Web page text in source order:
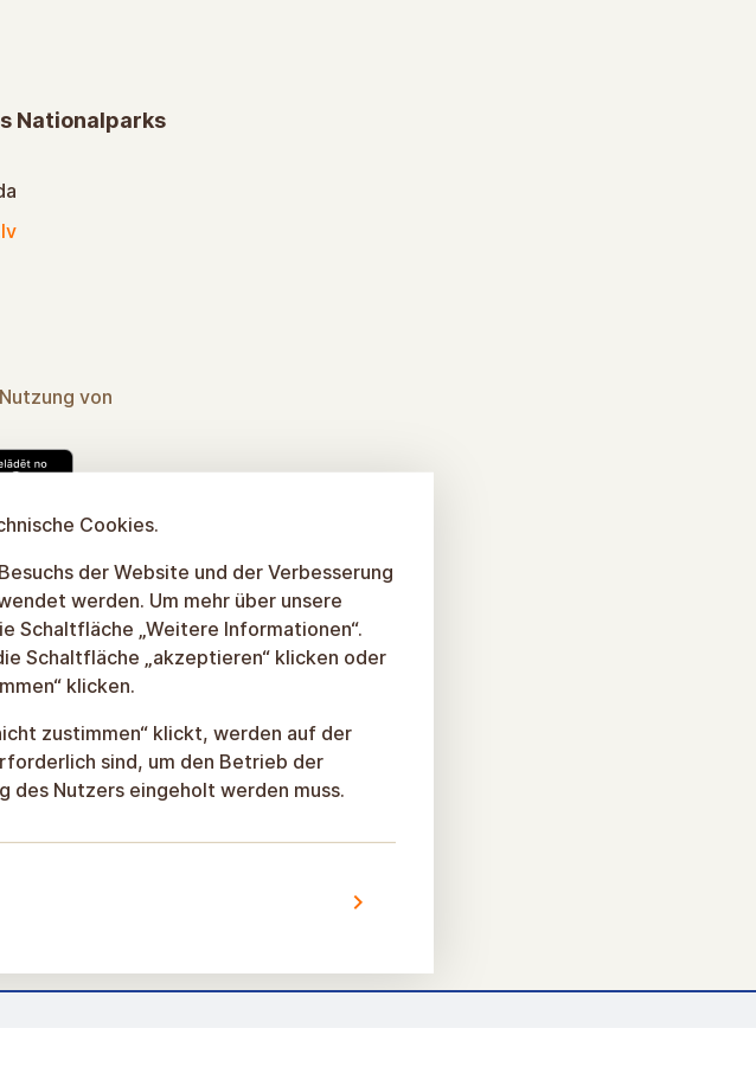
Nationalparks
von
Cookies.
der Website und der Verbesserung
werden. Um mehr über unsere
Schaltfläche „Weitere Informationen“.
Schaltfläche „akzeptieren“ klicken oder
klicken.
zustimmen“ klickt, werden auf der
sind, um den Betrieb der
des Nutzers eingeholt werden muss.